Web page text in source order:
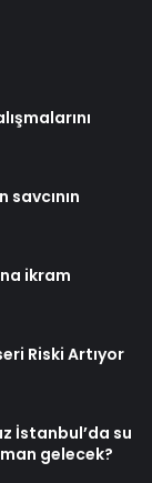
savcının
ikram
Riski Artıyor
İstanbul’da su
gelecek?